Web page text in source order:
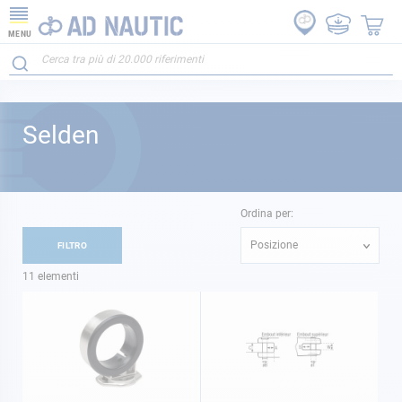
MENU
Selden
11 elementi
Ordina per:
Posizione
FILTRO